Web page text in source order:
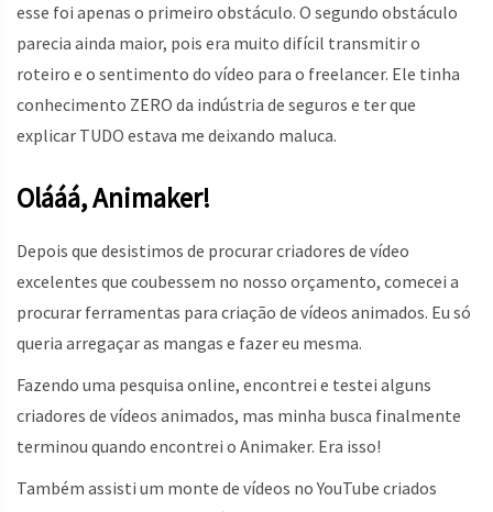
esse foi apenas o primeiro obstáculo. O segundo obstáculo
parecia ainda maior, pois era muito difícil transmitir o
roteiro e o sentimento do vídeo para o freelancer. Ele tinha
conhecimento ZERO da indústria de seguros e ter que
explicar TUDO estava me deixando maluca.
Olááá, Animaker!
Depois que desistimos de procurar criadores de vídeo
excelentes que coubessem no nosso orçamento, comecei a
procurar ferramentas para criação de vídeos animados. Eu só
queria arregaçar as mangas e fazer eu mesma.
Fazendo uma pesquisa online, encontrei e testei alguns
criadores de vídeos animados, mas minha busca finalmente
terminou quando encontrei o Animaker. Era isso!
Também assisti um monte de vídeos no YouTube criados